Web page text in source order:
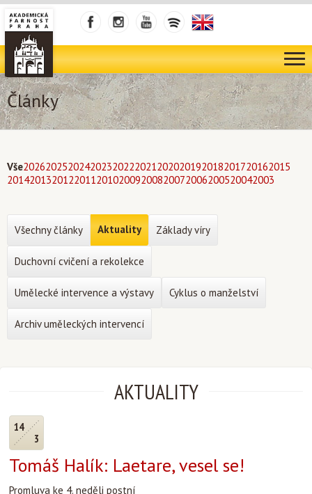
Články
Vše202620252024202320222021202020192018201720162015
201420132012201120102009200820072006200520042003
AKTUALITY
14
3
Tomáš Halík: Laetare, vesel se!
Promluva ke 4. neděli postní
Všechny články Aktuality Základy víry
Duchovní cvičení a rekolekce
Umělecké intervence a výstavy Cyklus o manželství
Archiv uměleckých intervencí